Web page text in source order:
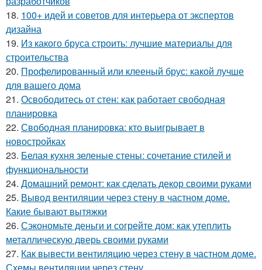
18. 100+ идей и советов для интерьера от экспертов
дизайна
19. Из какого бруса строить: лучшие материалы для
строительства
20. Профелированный или клееный брус: какой лучше
для вашего дома
21. Освободитесь от стен: как работает свободная
планировка
22. Свободная планировка: кто выигрывает в
новостройках
23. Белая кухня зеленые стены: сочетание стилей и
функциональности
24. Домашний ремонт: как сделать декор своими руками
25. Вывод вентиляции через стену в частном доме.
Какие бывают вытяжки
26. Сэкономьте деньги и согрейте дом: как утеплить
металлическую дверь своими руками
27. Как вывести вентиляцию через стену в частном доме.
Схемы вентиляции через стену